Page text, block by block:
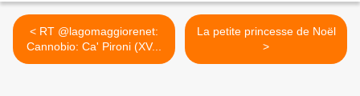
< RT @lagomaggiorenet:
Cannobio: Ca' Pironi (XV...
La petite princesse de Noël
>